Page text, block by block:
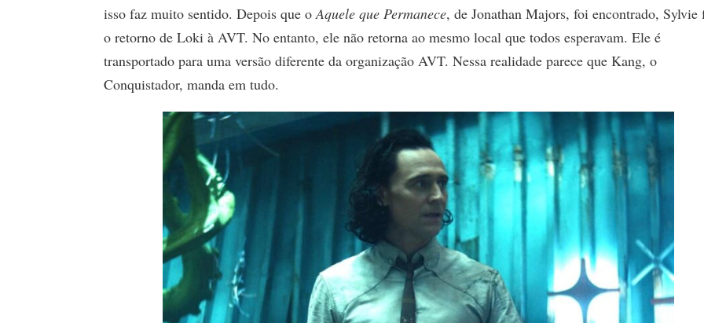
isso faz muito sentido. Depois que o Aquele que Permanece, de Jonathan Majors, foi encontrado, Sylvie
o retorno de Loki à AVT. No entanto, ele não retorna ao mesmo local que todos esperavam. Ele é
transportado para uma versão diferente da organização AVT. Nessa realidade parece que Kang, o
Conquistador, manda em tudo.